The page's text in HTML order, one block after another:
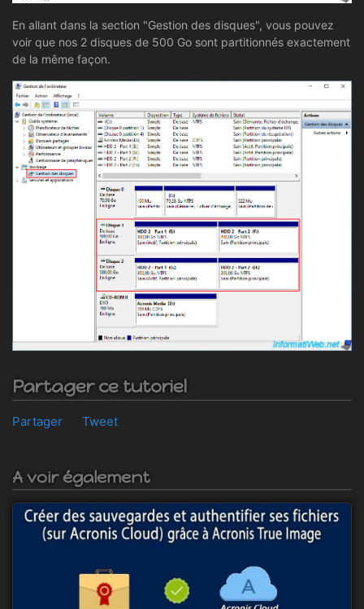
En allant dans la section "Gestion des disques", vous pouvez
voir que nos 2 disques de 500 Go sont partitionnés exactement
de la même façon.
Partager ce tutoriel
Partager Tweet
A voir également